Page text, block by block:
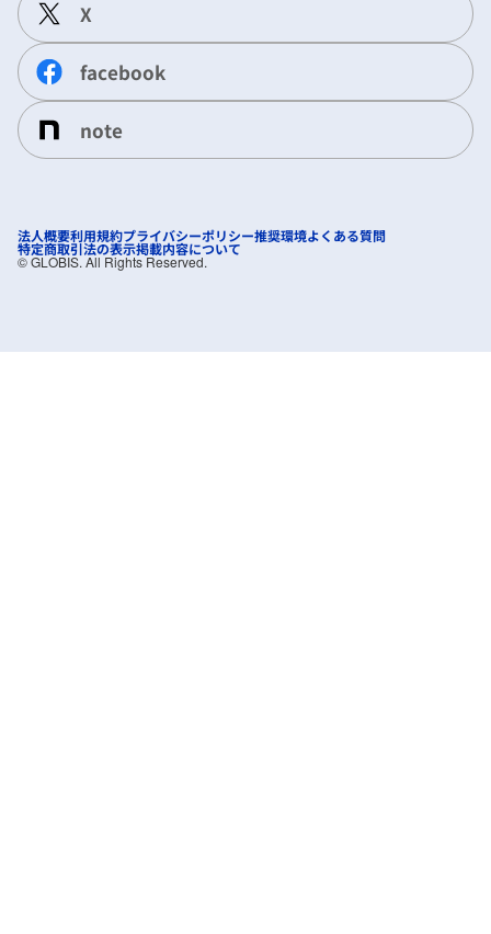
X
facebook
note
法人概要利用規約プライバシーポリシー推奨環境よくある質問
特定商取引法の表示掲載内容について
©︎ GLOBIS. All Rights Reserved.